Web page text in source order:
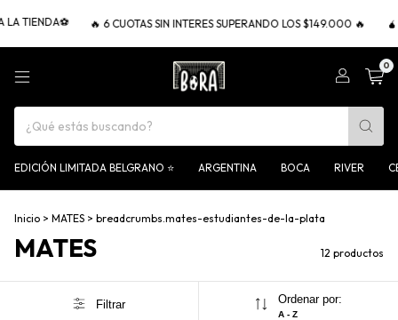
🔥 6 CUOTAS SIN INTERES SUPERANDO LOS $149.000 🔥 🧉
0
EDICIÓN LIMITADA BELGRANO ⭐ ARGENTINA BOCA RIVER
Inicio > MATES > breadcrumbs.mates-estudiantes-de-la-plata
MATES 12 productos
Filtrar Ordenar por:
A - Z